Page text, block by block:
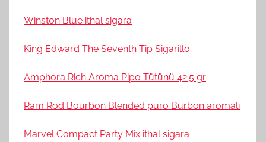
Winston Blue ithal sigara
King Edward The Seventh Tip Sigarillo
Amphora Rich Aroma Pipo Tütünü 42.5 gr
Ram Rod Bourbon Blended puro Burbon aromalı
Marvel Compact Party Mix ithal sigara